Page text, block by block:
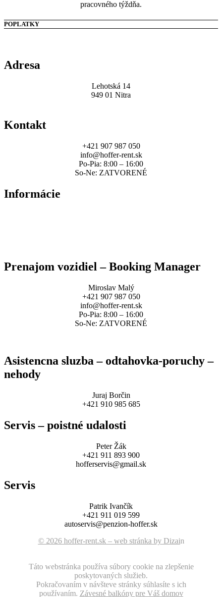
pracovného týždňa.
POPLATKY
Adresa
Lehotská 14
949 01 Nitra
Kontakt
+421 907 987 050
info@hoffer-rent.sk
Po-Pia: 8:00 – 16:00
So-Ne: ZATVORENÉ
Informácie
Prenajom vozidiel – Booking Manager
Miroslav Malý
+421 907 987 050
info@hoffer-rent.sk
Po-Pia: 8:00 – 16:00
So-Ne: ZATVORENÉ
Asistencna sluzba – odtahovka-poruchy –
nehody
Juraj Borčin
+421 910 985 685
Servis – poistné udalosti
Peter Žák
+421 911 893 900
hofferservis@gmail.sk
Servis
Patrik Ivančík
+421 911 019 599
autoservis@penzion-hoffer.sk
© 2026 hoffer-rent.sk – web stránka by Dizain
Táto webstránka používa súbory cookie na zlepšenie
poskytovaných služieb.
Pokračovaním v návšteve stránky súhlasíte s ich
používaním. Závesné balkóny pre Váš domov